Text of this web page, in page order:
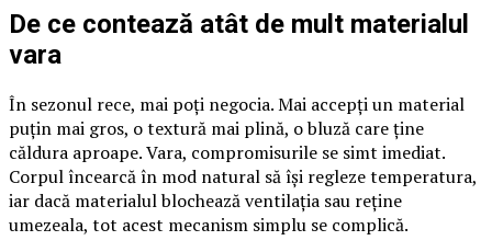
De ce contează atât de mult materialul
vara
În sezonul rece, mai poți negocia. Mai accepți un material
puțin mai gros, o textură mai plină, o bluză care ține
căldura aproape. Vara, compromisurile se simt imediat.
Corpul încearcă în mod natural să își regleze temperatura,
iar dacă materialul blochează ventilația sau reține
umezeala, tot acest mecanism simplu se complică.